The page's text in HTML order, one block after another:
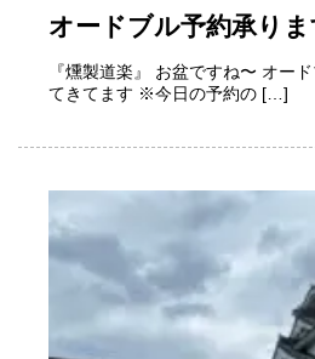
オードブル予約承りま
『燻製道楽』 お盆ですね〜 オー
てきてます ※今日の予約の […]